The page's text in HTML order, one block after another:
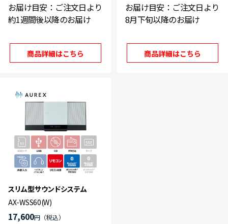
お届け目安：ご注文日より
約1週間後以降のお届け
商品詳細はこちら
お届け目安：ご注文日より
8月下旬以降のお届け
商品詳細はこちら
スリム型サウンドシステム
AX-WSS60(W)
17,600円